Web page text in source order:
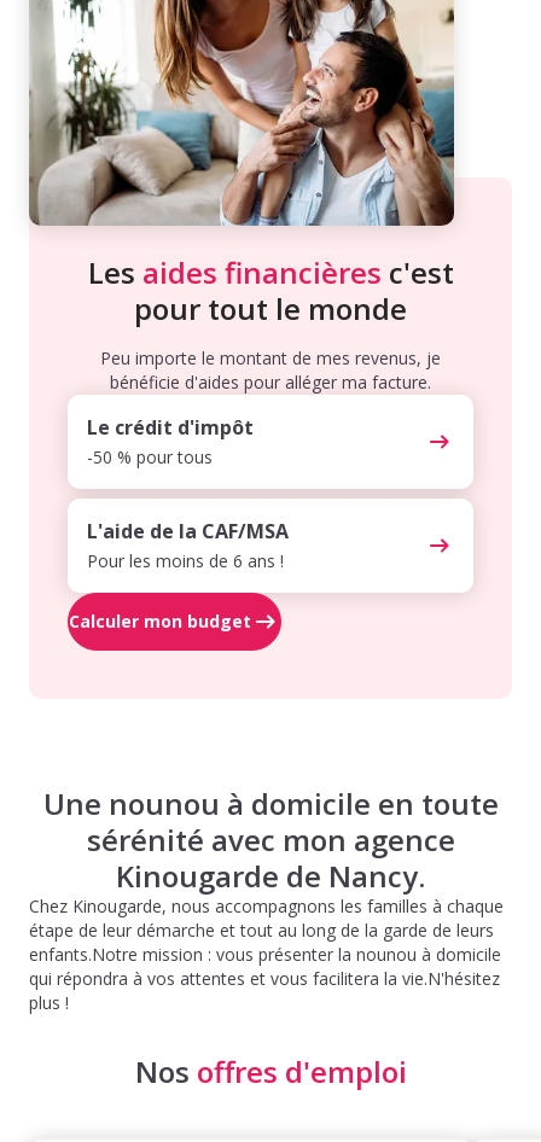
Les aides financières c'est
pour tout le monde
Peu importe le montant de mes revenus, je
bénéficie d'aides pour alléger ma facture.
Le crédit d'impôt
-50 % pour tous
L'aide de la CAF/MSA
Pour les moins de 6 ans !
Calculer mon budget
Une nounou à domicile en toute
sérénité avec mon agence
Kinougarde de Nancy.
Chez Kinougarde, nous accompagnons les familles à chaque
étape de leur démarche et tout au long de la garde de leurs
enfants.Notre mission : vous présenter la nounou à domicile
qui répondra à vos attentes et vous facilitera la vie.N'hésitez
plus !
Nos offres d'emploi